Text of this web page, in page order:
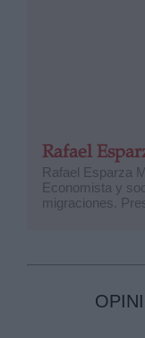
Rafael
Rafael Esparza
Economista y
migraciones.